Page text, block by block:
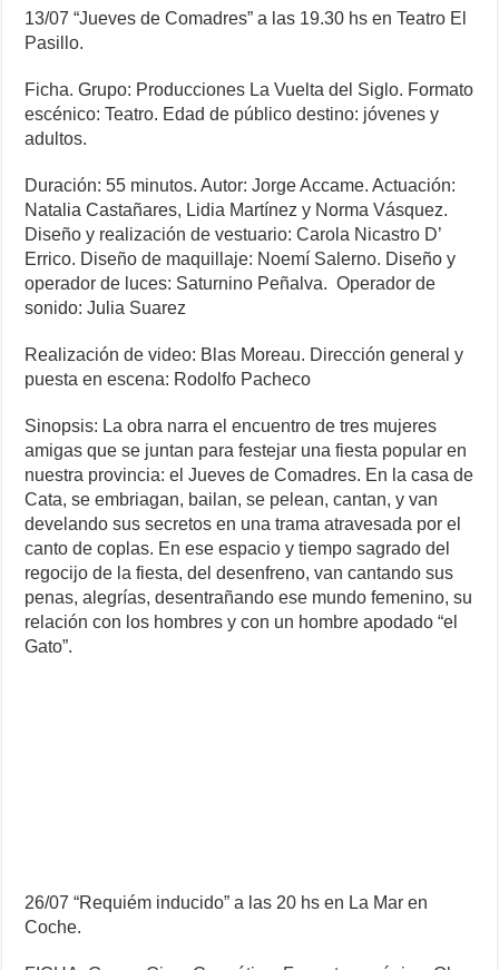
13/07 “Jueves de Comadres” a las 19.30 hs en Teatro El
Pasillo.
Ficha. Grupo: Producciones La Vuelta del Siglo. Formato
escénico: Teatro. Edad de público destino: jóvenes y
adultos.
Duración: 55 minutos. Autor: Jorge Accame. Actuación:
Natalia Castañares, Lidia Martínez y Norma Vásquez.
Diseño y realización de vestuario: Carola Nicastro D’
Errico. Diseño de maquillaje: Noemí Salerno. Diseño y
operador de luces: Saturnino Peñalva. Operador de
sonido: Julia Suarez
Realización de video: Blas Moreau. Dirección general y
puesta en escena: Rodolfo Pacheco
Sinopsis: La obra narra el encuentro de tres mujeres
amigas que se juntan para festejar una fiesta popular en
nuestra provincia: el Jueves de Comadres. En la casa de
Cata, se embriagan, bailan, se pelean, cantan, y van
develando sus secretos en una trama atravesada por el
canto de coplas. En ese espacio y tiempo sagrado del
regocijo de la fiesta, del desenfreno, van cantando sus
penas, alegrías, desentrañando ese mundo femenino, su
relación con los hombres y con un hombre apodado “el
Gato”.
26/07 “Requiém inducido” a las 20 hs en La Mar en
Coche.